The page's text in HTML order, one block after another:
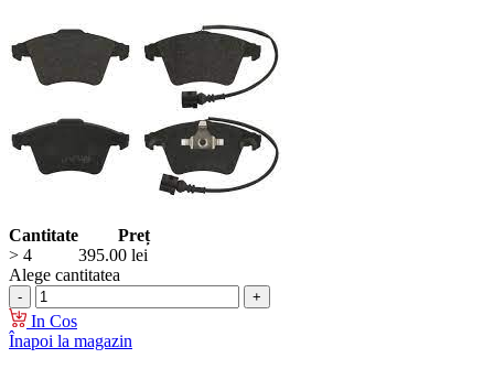
Cantitate
Preț
> 4
395.00 lei
Alege cantitatea
In Cos
Înapoi la magazin